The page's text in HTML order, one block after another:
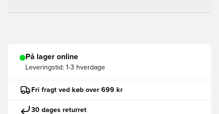
På lager online
Leveringstid: 1-3 hverdage
Fri fragt ved køb over 699 kr
30 dages returret